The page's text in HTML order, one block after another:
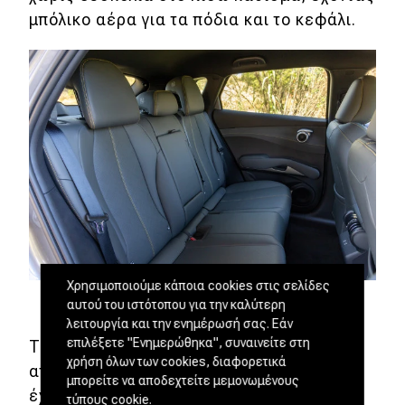
μπόλικο αέρα για τα πόδια και το κεφάλι.
Τα καλά νέα συνεχίζονται και στον χώρο
αποσκευών, η χωρητικότητα του οποίου
έχει αυξηθεί από τα 440 lt στα 490 lt. Με
Χρησιμοποιούμε κάποια cookies στις σελίδες
αυτού του ιστότοπου για την καλύτερη
λειτουργία και την ενημέρωσή σας. Εάν
επιλέξετε "Ενημερώθηκα", συναινείτε στη
χρήση όλων των cookies, διαφορετικά
μπορείτε να αποδεχτείτε μεμονωμένους
τύπους cookie.